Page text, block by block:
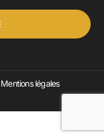
Mentions légales